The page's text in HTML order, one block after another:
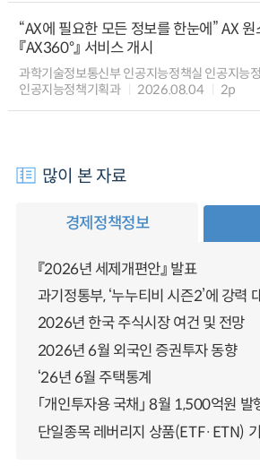
“AX에 필요한 모든 정보를 한눈에” AX
『AX360°』 서비스 개시
과학기술정보통신부 인공지능정책실 인공지능
인공지능정책기획과
2026.08.04 2p
많이 본 자료
경제정책정보
『2026년 세제개편안』 발표
과기정통부, ‘누누티비 시즌2’에 강력
2026년 한국 주식시장 여건 및 전망
2026년 6월 외국인 증권투자 동향
‘26년 6월 주택통계
「개인투자용 국채」 8월 1,500억원 발